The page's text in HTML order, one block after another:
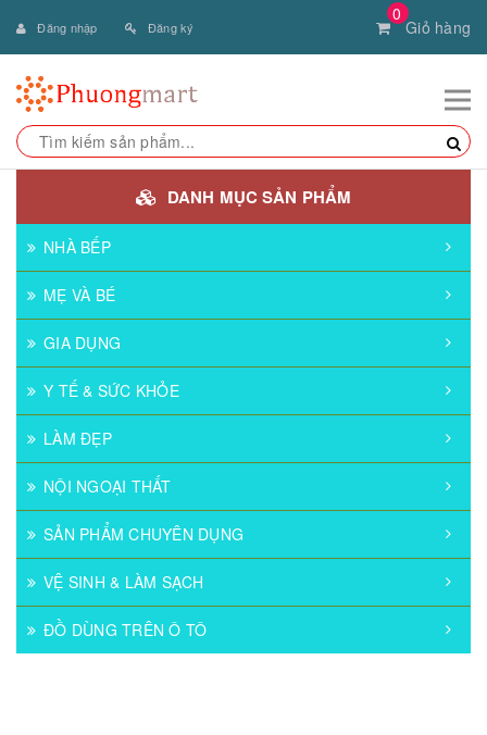
0
Giỏ hàng
Đăng nhập Đăng ký
DANH MỤC SẢN PHẨM
NHÀ BẾP
MẸ VÀ BÉ
GIA DỤNG
Y TẾ & SỨC KHỎE
LÀM ĐẸP
NỘI NGOẠI THẤT
SẢN PHẨM CHUYÊN DỤNG
VỆ SINH & LÀM SẠCH
ĐỒ DÙNG TRÊN Ô TÔ